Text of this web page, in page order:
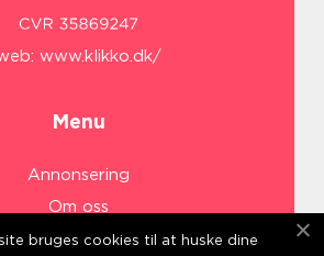
www.klikko.dk/
Menu
Annonsering
Om oss
Cookies
bruges cookies til at huske dine